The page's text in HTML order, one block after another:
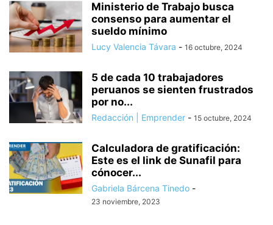
Ministerio de Trabajo busca
consenso para aumentar el
sueldo mínimo
Lucy Valencia Távara - 16 octubre, 2024
5 de cada 10 trabajadores
peruanos se sienten frustrados
por no...
Redacción | Emprender - 15 octubre, 2024
Calculadora de gratificación:
Este es el link de Sunafil para
cónocer...
Gabriela Bárcena Tinedo -
23 noviembre, 2023